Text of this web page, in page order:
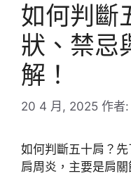
如何判斷
狀、禁忌
解！
20 4 月, 2025 作者:
如何判斷五十肩？
肩周炎，主要是肩